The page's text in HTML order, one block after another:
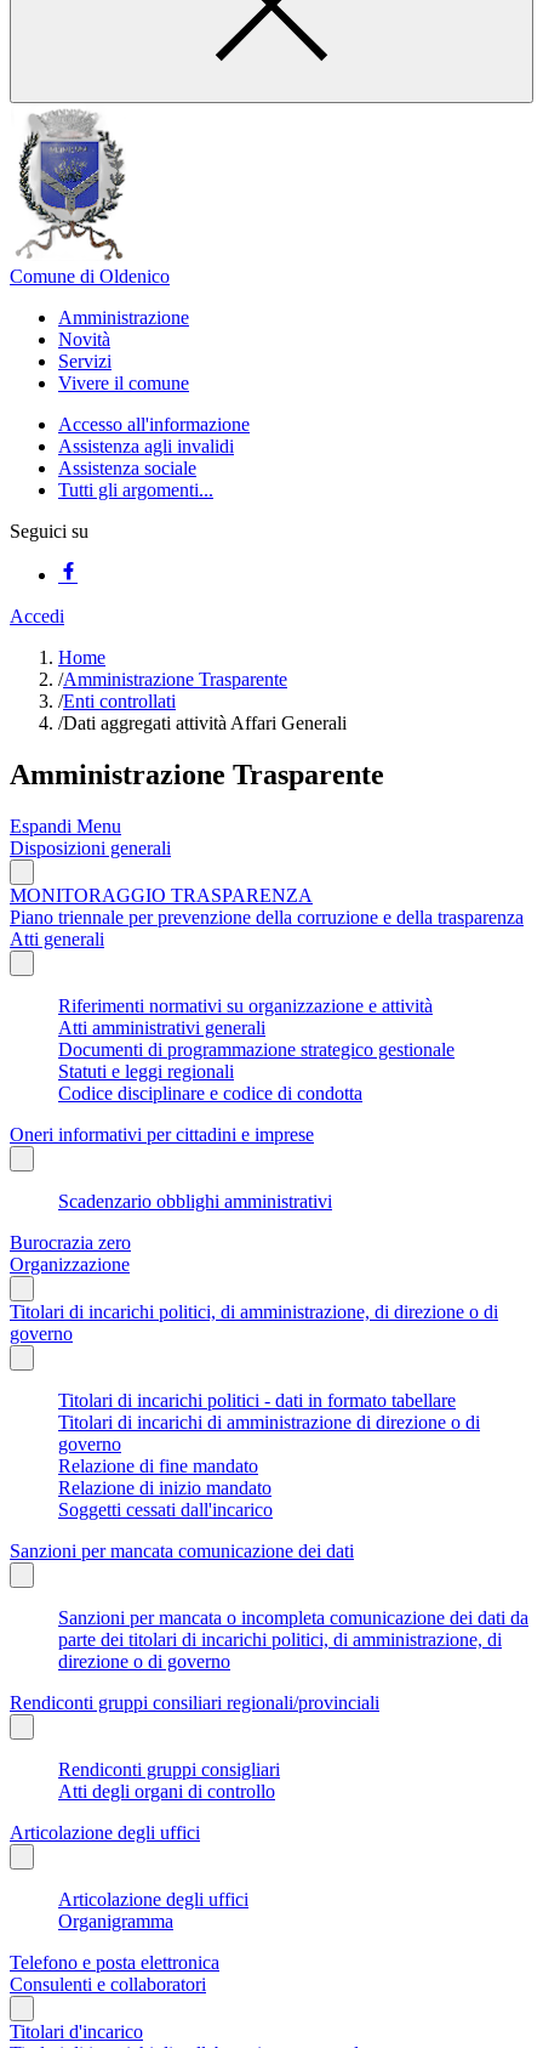
Comune di Oldenico
Amministrazione
Novità
Servizi
Vivere il comune
Accesso all'informazione
Assistenza agli invalidi
Assistenza sociale
Tutti gli argomenti...
Seguici su
Accedi
Home
/Amministrazione Trasparente
/Enti controllati
/Dati aggregati attività Affari Generali
Amministrazione Trasparente
Espandi Menu
Disposizioni generali
MONITORAGGIO TRASPARENZA
Piano triennale per prevenzione della corruzione e della trasparenza
Atti generali
Riferimenti normativi su organizzazione e attività
Atti amministrativi generali
Documenti di programmazione strategico gestionale
Statuti e leggi regionali
Codice disciplinare e codice di condotta
Oneri informativi per cittadini e imprese
Scadenzario obblighi amministrativi
Burocrazia zero
Organizzazione
Titolari di incarichi politici, di amministrazione, di direzione o di
governo
Titolari di incarichi politici - dati in formato tabellare
Titolari di incarichi di amministrazione di direzione o di
governo
Relazione di fine mandato
Relazione di inizio mandato
Soggetti cessati dall'incarico
Sanzioni per mancata comunicazione dei dati
Sanzioni per mancata o incompleta comunicazione dei dati da
parte dei titolari di incarichi politici, di amministrazione, di
direzione o di governo
Rendiconti gruppi consiliari regionali/provinciali
Rendiconti gruppi consigliari
Atti degli organi di controllo
Articolazione degli uffici
Articolazione degli uffici
Organigramma
Telefono e posta elettronica
Consulenti e collaboratori
Titolari d'incarico